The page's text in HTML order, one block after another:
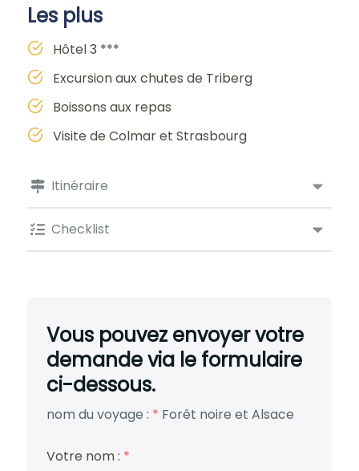
Itinéraire
Checklist
Les plus
Hôtel 3 ***
Excursion aux chutes de Triberg
Boissons aux repas
Visite de Colmar et Strasbourg
Vous pouvez envoyer votre
demande via le formulaire
ci-dessous.
nom du voyage : * Forêt noire et Alsace
Votre nom : *